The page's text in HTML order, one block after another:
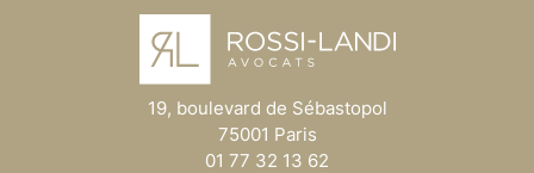
19, boulevard de Sébastopol
75001 Paris
01 77 32 13 62